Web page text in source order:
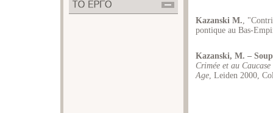
Kazanski M.,
pontique au Bas-
Kazanski, M. –
Crimée et au
Age, Leiden 2000,